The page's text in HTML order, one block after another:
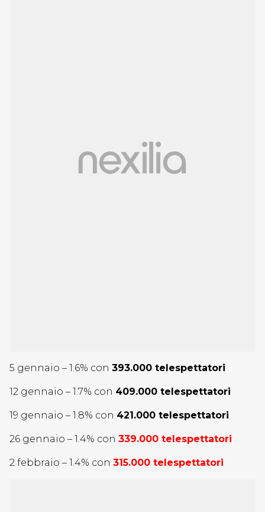
5 gennaio – 1.6% con 393.000 telespettatori
12 gennaio – 1.7% con 409.000 telespettatori
19 gennaio – 1.8% con 421.000 telespettatori
26 gennaio – 1.4% con 339.000 telespettatori
2 febbraio – 1.4% con 315.000 telespettatori